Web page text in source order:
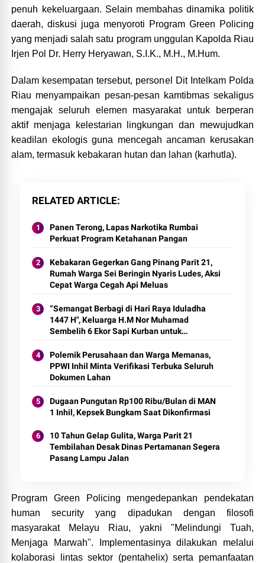
penuh kekeluargaan. Selain membahas dinamika politik
daerah, diskusi juga menyoroti Program Green Policing
yang menjadi salah satu program unggulan Kapolda Riau
Irjen Pol Dr. Herry Heryawan, S.I.K., M.H., M.Hum.
Dalam kesempatan tersebut, personel Dit Intelkam Polda
Riau menyampaikan pesan-pesan kamtibmas sekaligus
mengajak seluruh elemen masyarakat untuk berperan
aktif menjaga kelestarian lingkungan dan mewujudkan
keadilan ekologis guna mencegah ancaman kerusakan
alam, termasuk kebakaran hutan dan lahan (karhutla).
RELATED ARTICLE
Panen Terong, Lapas Narkotika Rumbai
Perkuat Program Ketahanan Pangan
Kebakaran Gegerkan Gang Pinang Parit 21,
Rumah Warga Sei Beringin Nyaris Ludes, Aksi
Cepat Warga Cegah Api Meluas
“Semangat Berbagi di Hari Raya Iduladha
1447 H", Keluarga H.M Nor Muhamad
Sembelih 6 Ekor Sapi Kurban untuk
Polemik Perusahaan dan Warga Memanas,
PPWI Inhil Minta Verifikasi Terbuka Seluruh
Dokumen Lahan
Dugaan Pungutan Rp100 Ribu/Bulan di MAN
1 Inhil, Kepsek Bungkam Saat Dikonfirmasi
10 Tahun Gelap Gulita, Warga Parit 21
Tembilahan Desak Dinas Pertamanan Segera
Pasang Lampu Jalan
Program Green Policing mengedepankan pendekatan
human security yang dipadukan dengan filosofi
masyarakat Melayu Riau, yakni "Melindungi Tuah,
Menjaga Marwah". Implementasinya dilakukan melalui
kolaborasi lintas sektor (pentahelix) serta pemanfaatan